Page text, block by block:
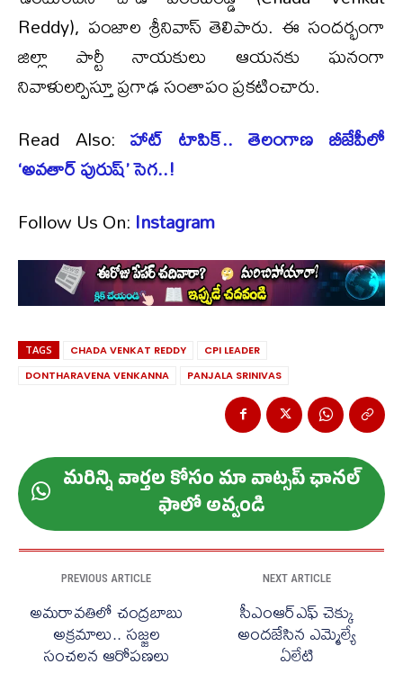
Reddy), పంజాల శ్రీనివాస్ తెలిపారు. ఈ సందర్భంగా
జిల్లా పార్టీ నాయకులు ఆయనకు ఘనంగా
నివాళులర్పిస్తూ ప్రగాఢ సంతాపం ప్రకటించారు.
Read Also:హాట్ టాపిక్.. తెలంగాణ బీజేపీలో
‘అవతార్ పురుష్’ సెగ..!
Follow Us On:Instagram
TAGS CHADA VENKAT REDDY
CPI LEADER
DONTHARAVENA VENKANNA
PANJALA SRINIVAS
మ‌రిన్ని వార్త‌ల కోసం మా వాట్స‌ప్ ఛాన‌ల్
ఫాలో అవ్వండి
PREVIOUS ARTICLE
అమరావతిలో చంద్రబాబు
అక్రమాలు.. సజ్జల
సంచలన ఆరోపణలు
NEXT ARTICLE
సీఎంఆర్ఎఫ్ చెక్కు
అందజేసిన ఎమ్మెల్యే
ఏలేటి